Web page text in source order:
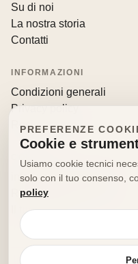
Su di noi
La nostra storia
Contatti
INFORMAZIONI
Condizioni generali
Privacy policy
Resi e recessi
info@decorfooditaly.it
Richiedi informazioni
Il tuo account
PREFERENZE
Cookie e
Usiamo cookie tecnici
solo con il tuo consenso,
policy